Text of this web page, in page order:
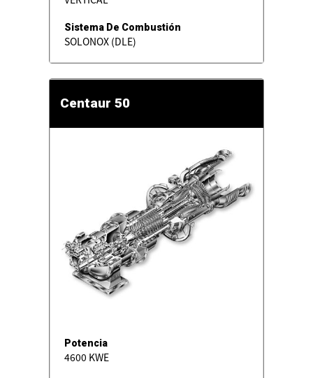
Sistema De Combustión
SOLONOX (DLE)
Centaur 50
Potencia
4600 KWE